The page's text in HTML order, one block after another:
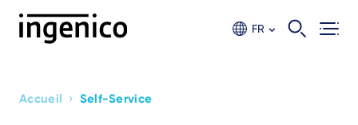
contenu
FR
Breadcrumb
Accueil › Self-Service